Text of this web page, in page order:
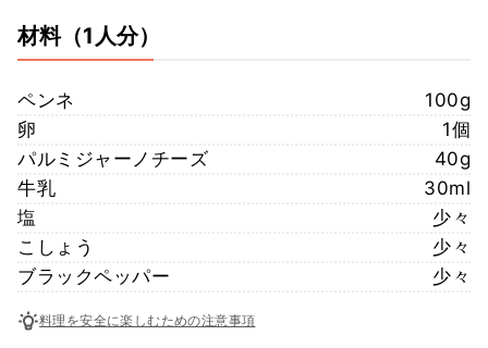
材料（1人分）
ペンネ
100g
卵
1個
パルミジャーノチーズ
40g
牛乳
30ml
塩
少々
こしょう
少々
ブラックペッパー
少々
料理を安全に楽しむための注意事項